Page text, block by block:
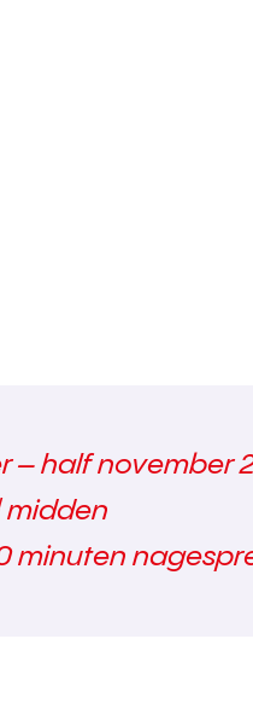
– half november
midden
minuten